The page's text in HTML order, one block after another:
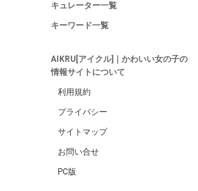
キュレーター一覧
キーワード一覧
AIKRU[アイクル]｜かわいい女の子の
情報サイトについて
利用規約
プライバシー
サイトマップ
お問い合せ
PC版